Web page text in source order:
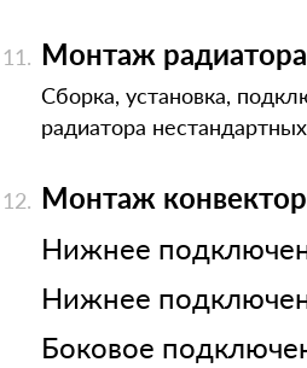
Монтаж
Сборка, установка,
радиатора
Монтаж
Нижнее
Нижнее
Боковое